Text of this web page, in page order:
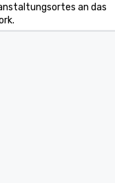
an das